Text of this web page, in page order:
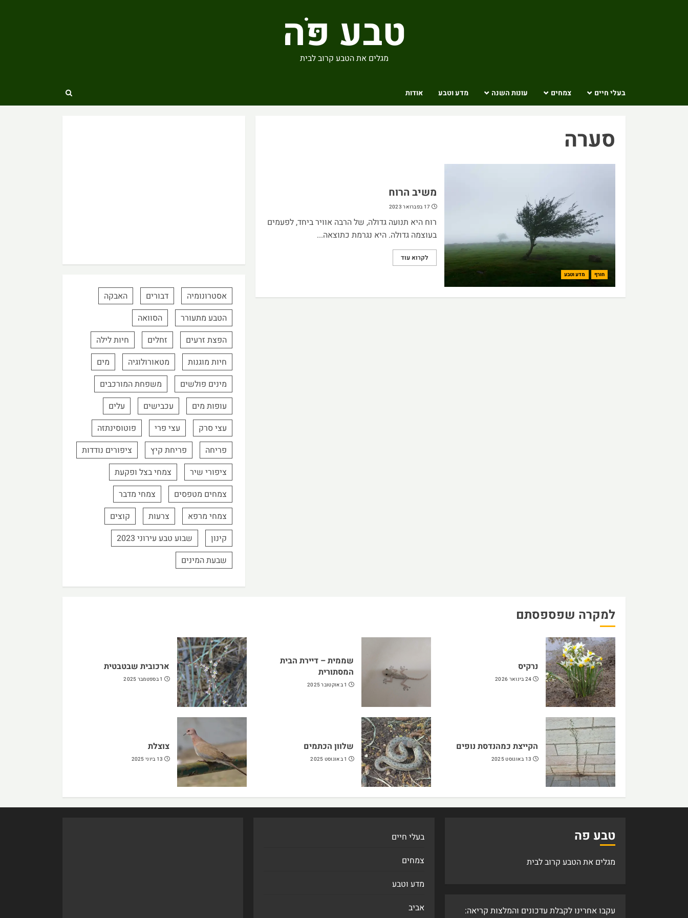
טבע פֹּה
מגלים את הטבע קרוב לבית
בעלי חיים צמחים עונות השנה מדע וטבע אודות
סערה
חורף מדע וטבע
משיב הרוח
17 בפברואר 2023
רוח היא תנועה גדולה, של הרבה אוויר ביחד, לפעמים
בעוצמה גדולה. היא נגרמת כתוצאה...
לקרוא עוד
אסטרונומיה דבורים
האבקה
הטבע מתעורר
הסוואה
הפצת זרעים
זחלים
חיות לילה
חיות מוגנות
מטאורולוגיה
מים
מינים פולשים
משפחת המורכבים
עופות מים
עכבישים
עלים
עצי סרק
עצי פרי
פוטוסינתזה
פריחה
פריחת קיץ
ציפורים נודדות
ציפורי שיר
צמחי בצל ופקעת
צמחים מטפסים
צמחי מדבר
צמחי מרפא
צרעות
קוצים
קינון
שבוע טבע עירוני 2023
שבעת המינים
למקרה שפספסתם
נרקיס
24 בינואר 2026
שממית – דיירת הבית
המסתורית
1 באוקטובר 2025
ארכובית שבטבטית
1 בספטמבר 2025
הקייצת כמהנדסת נופים
13 באוגוסט 2025
שלוון הכתמים
1 באוגוסט 2025
צוצלת
13 ביוני 2025
טבע פה
מגלים את הטבע קרוב לבית
עקבו אחרינו לקבלת עדכונים והמלצות קריאה:
בעלי חיים
צמחים
מדע וטבע
אביב